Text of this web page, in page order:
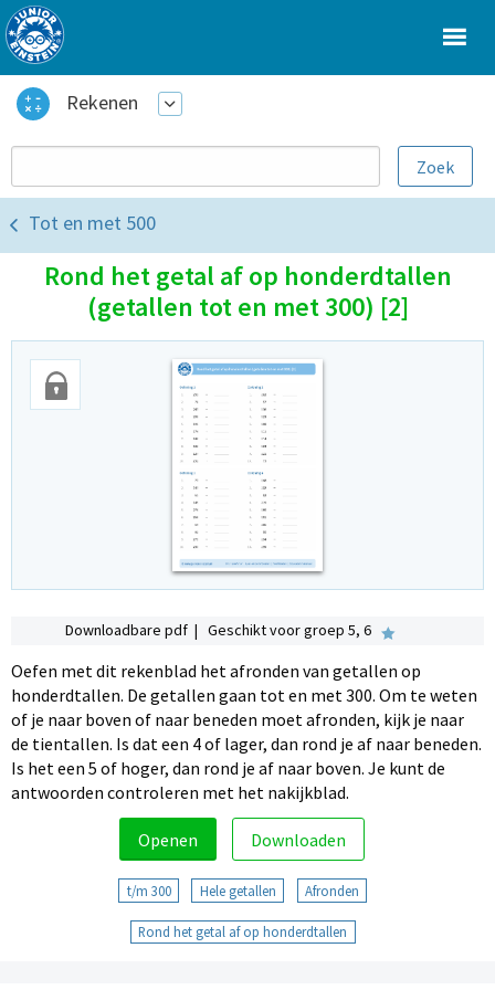
Rekenen
Tot en met 500
Rond het getal af op honderdtallen
(getallen tot en met 300) [2]
Downloadbare pdf | Geschikt voor groep 5, 6
Oefen met dit rekenblad het afronden van getallen op
honderdtallen. De getallen gaan tot en met 300. Om te weten
of je naar boven of naar beneden moet afronden, kijk je naar
de tientallen. Is dat een 4 of lager, dan rond je af naar beneden.
Is het een 5 of hoger, dan rond je af naar boven. Je kunt de
antwoorden controleren met het nakijkblad.
Openen Downloaden
t/m 300 Hele getallen Afronden
Rond het getal af op honderdtallen